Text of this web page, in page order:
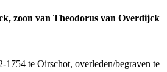
zoon van Theodorus van Overdijck
1754 te Oirschot, overleden/begraven te